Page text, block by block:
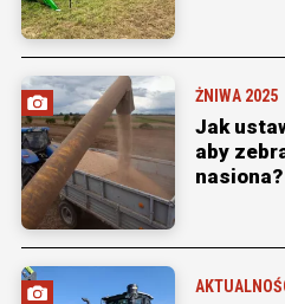
ŻNIWA 2025
Jak
aby
nasiona?